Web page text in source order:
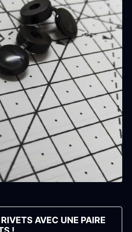
AVEC UNE PAIRE